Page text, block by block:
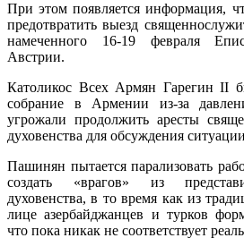
При этом появляется информация,
предотвратить выезд
намеченного 16-19 февраля
Австрии.
Католикос Всех Армян Гарегин II
собрание в Армении из-за
угрожали продолжить аресты
духовенства для обсуждения
Пашинян пытается парализовать
создать «врагов» из
духовенства, в то время как из
лице азербайджанцев и турков
что пока никак не соответствует